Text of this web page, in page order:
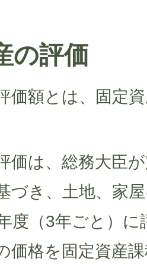
の評価
価額とは、固定
価は、総務大臣
づき、土地、家
度（3年ごと）
価格を固定資産